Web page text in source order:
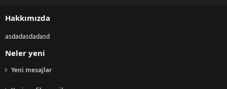
Hakkımızda
asdadasdadasd
Neler yeni
Yeni mesajlar